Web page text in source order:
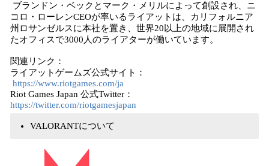
ブランドン・ベックとマーク・メリルによって創設され、ニ
コロ・ローレンCEOが率いるライアットは、カリフォルニア
州ロサンゼルスに本社を置き、世界20以上の地域に展開され
たオフィスで3000人のライアターが働いています。
関連リンク：
ライアットゲームズ公式サイト：
https://www.riotgames.com/ja
Riot Games Japan 公式Twitter：
https://twitter.com/riotgamesjapan
VALORANTについて